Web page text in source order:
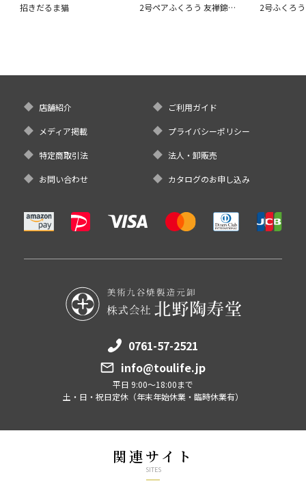
招きだるま猫
2号ペアふくろう 友禅錦
2号ふくろ
店舗紹介 ご利用ガイド
メディア掲載 プライバシーポリシー
特定商取引法 法人・卸販売
お問い合わせ カタログのお申し込み
0761-57-2521
info@toulife.jp
平日 9:00～18:00まで
土・日・祝日定休（年末年始休業・臨時休業有）
関連サイト
SITES